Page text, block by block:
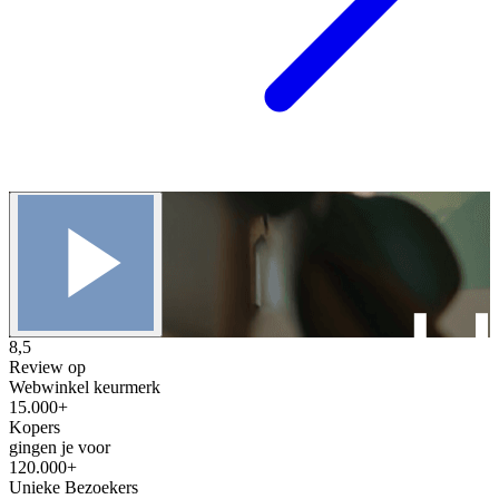
8,5
Review op
Webwinkel keurmerk
15.000+
Kopers
gingen je voor
120.000+
Unieke Bezoekers